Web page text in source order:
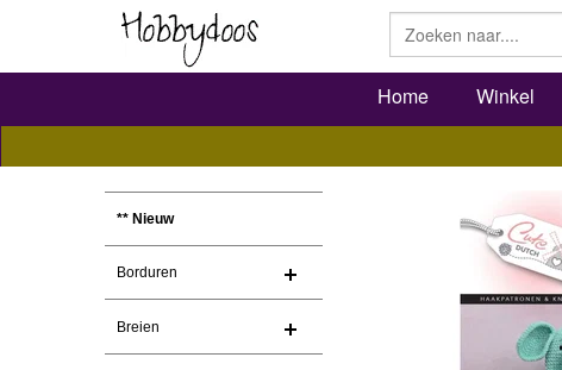
Home Winkel
** Nieuw
Borduren
Breien